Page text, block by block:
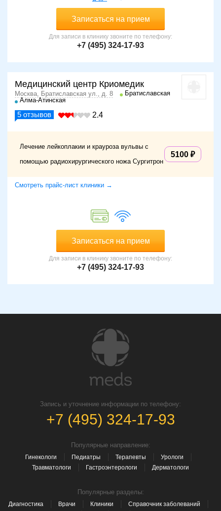
Записаться на прием
Для записи в клинику звоните по телефону:
+7 (495) 324-17-93
Медицинский центр Криомедик
Москва, Братиславская ул., д. 8
Братиславская
Алма-Атинская
5 отзывов 2.4
Лечение лейкоплакии и крауроза вульвы с
помощью радиохирургического ножа Сургитрон
5100
Смотреть прайс-лист клиники →
Записаться на прием
Для записи в клинику звоните по телефону:
+7 (495) 324-17-93
Запись и уточнение информации по телефону:
+7 (495) 324-17-93
Популярные направление:
Гинекологи Педиатры Терапевты
Урологи
Травматологи
Гастроэнтерологи Дерматологи
Популярные разделы:
Диагностика Врачи Клиники Справочник заболеваний